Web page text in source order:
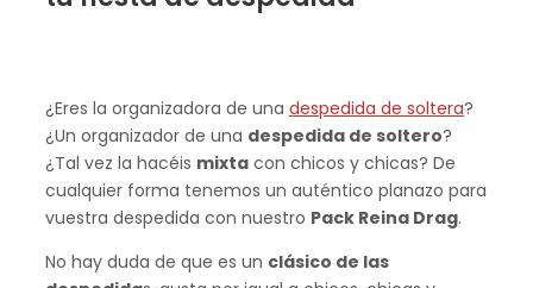
¿Eres la organizadora de una despedida de soltera?
¿Un organizador de una despedida de soltero?
¿Tal vez la hacéis mixta con chicos y chicas? De
cualquier forma tenemos un auténtico planazo para
vuestra despedida con nuestro Pack Reina Drag.
No hay duda de que es un clásico de las